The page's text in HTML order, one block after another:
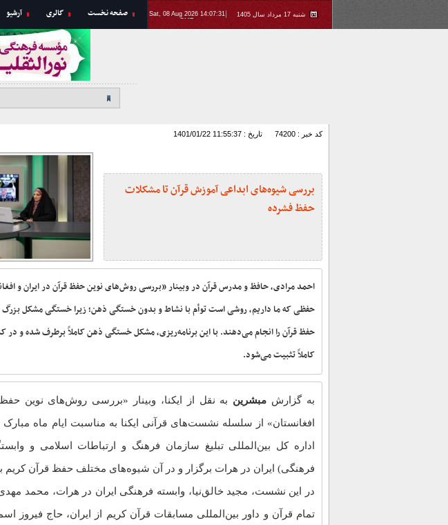
شنبه 17 مرداد سال 1405
Sat, 08 Aug 2026 14:07:31
GMT
صفحه نخست گالری آرشیو
کد خبر : 74200 تاریخ : 1401/01/22 11:55:37
بررسی شیوه‌های ابداعی آموزش قرآن تا مشکلات
حفظ فشرده
احمد مرادی، حافظ و مدرس قرآن در وبینار «بررسی روش‌های نوین حفظ قرآن در ایران و
حفظی که ما داریم، روشی است توأم با نشاط و بدون خستگی ذهن؛ زیرا خستگی مشکل بزرگ
حفظ قرآن را انجام می‌دهند. با این برنامه‌ریزی، مشکل خستگی ذهن کاملاً برطرف شده و در
کاملاً تثبیت می‌شود.
به گزارش مبشرین به نقل از ایکنا، وبینار «بررسی روش‌های نوین
افغانستان» از سلسله نشست‌های قرآنی ایکنا به مناسبت ایام ماه
اداره کل بین‌المللی تبلیغ سازمان فرهنگ و ارتباطات اسلامی و
فرهنگی) ایران در هرات برگزار و در آن شیوه‌های مختلف حفظ قرآن
در این نشست، مجید خالق‌نیا، وابسته فرهنگی ایران در هرات، محمد مهدی
تمام قرآن و داور بین‌المللی مسابقات قرآن کریم از ایران، حاج فیروز